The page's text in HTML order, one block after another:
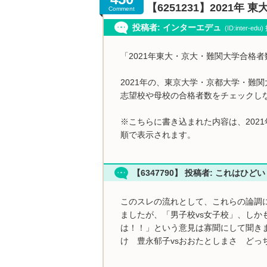
Comment 【6251231】2021年 東
投稿者: インターエデュ (ID:inter-edu)
「2021年東大・京大・難関大学合格
2021年の、東京大学・京都大学・難
志望校や母校の合格者数をチェック
※こちらに書き込まれた内容は、
順で表示されます。
【6347790】 投稿者: これはひど
このスレの流れとして、これらの論
ましたが、「男子校vs女子校」、し
は！！」という意見は寡聞にして聞
け 豊永郁子vsおおたとしまさ どっ